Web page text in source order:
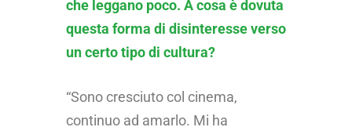
che leggano poco. A cosa è dovuta
questa forma di disinteresse verso
un certo tipo di cultura?
“Sono cresciuto col cinema,
continuo ad amarlo. Mi ha